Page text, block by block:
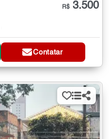
R$ 3.500
Contatar